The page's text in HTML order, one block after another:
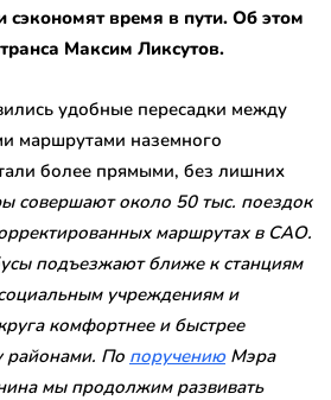
сэкономят время в пути. Об этом
Максим Ликсутов.
удобные пересадки между
маршрутами наземного
более прямыми, без лишних
совершают около 50 тыс. поездок
маршрутах в САО.
подъезжают ближе к станциям
учреждениям и
комфортнее и быстрее
районами. По поручениюМэра
мы продолжим развивать